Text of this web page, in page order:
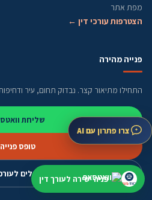
מפת אתר
הצטרפות עורכי דין ←
פנייה מהירה
התחילו מתיאור קצר. נבדוק תחום, עיר
שליחת
טופס פנייה
מסלולים
צרו פתרון עם AI
פניה ישירה לעורך דין